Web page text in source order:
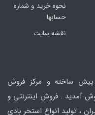
نحوه خرید و شماره
حسابها
نقشه سایت
پیش ساخته و مرکز فروش
. فروش اینترنتی و
، تولید انواع استخر بادی